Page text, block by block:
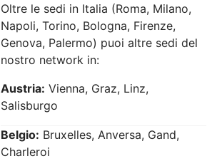
Oltre le sedi in Italia (Roma, Milano,
Napoli, Torino, Bologna, Firenze,
Genova, Palermo) puoi altre sedi del
nostro network in:
Austria: Vienna, Graz, Linz,
Salisburgo
Belgio: Bruxelles, Anversa, Gand,
Charleroi